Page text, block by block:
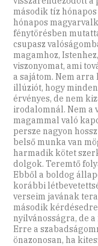
második tíz
hónapos
fénytörésben
csupasz
magamhoz,
viszonyomat, ami
a sajátom. Nem
illúziót, hogy
érvényes, de nem
irodalomnál. Nem a
magammal való
persze nagyon
belső munka van
harmadik kötet
dolgok. Teremtő
Ebből a boldog
korábbi
verseim javának
második
nyilvánosságra, de
Erre a
önazonosan, ha